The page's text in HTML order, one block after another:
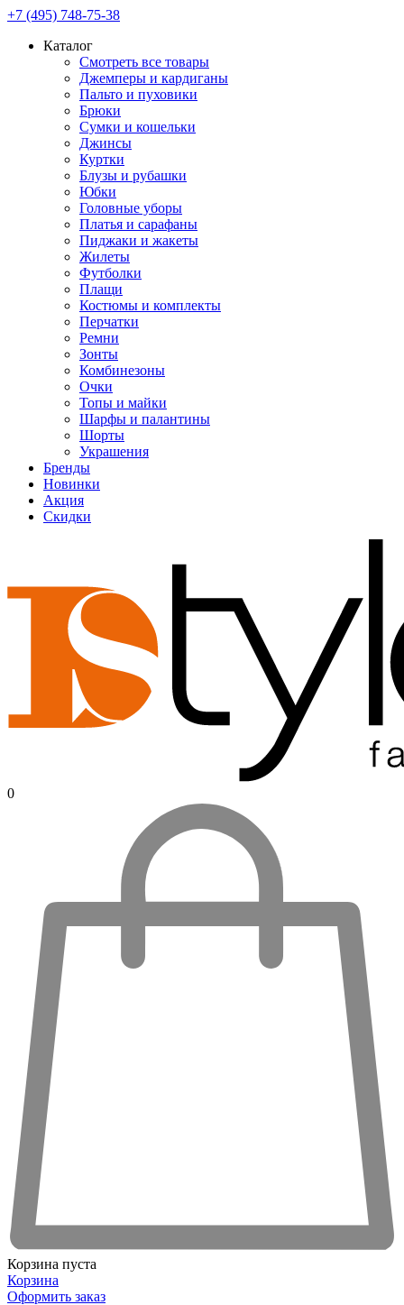
+7 (495) 748-75-38
Каталог
Смотреть все товары
Джемперы и кардиганы
Пальто и пуховики
Брюки
Сумки и кошельки
Джинсы
Куртки
Блузы и рубашки
Юбки
Головные уборы
Платья и сарафаны
Пиджаки и жакеты
Жилеты
Футболки
Плащи
Костюмы и комплекты
Перчатки
Ремни
Зонты
Комбинезоны
Очки
Топы и майки
Шарфы и палантины
Шорты
Украшения
Бренды
Новинки
Акция
Скидки
0
Корзина пуста
Корзина
Оформить заказ